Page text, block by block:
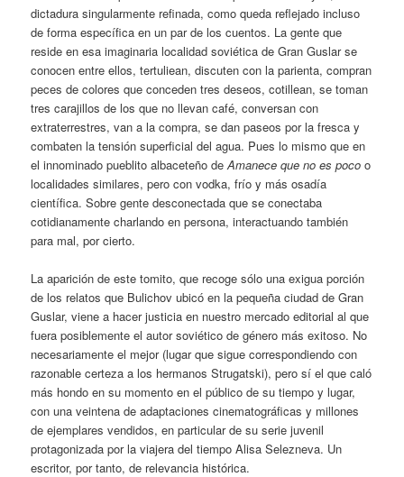
dictadura singularmente refinada, como queda reflejado incluso
de forma específica en un par de los cuentos. La gente que
reside en esa imaginaria localidad soviética de Gran Guslar se
conocen entre ellos, tertuliean, discuten con la parienta, compran
peces de colores que conceden tres deseos, cotillean, se toman
tres carajillos de los que no llevan café, conversan con
extraterrestres, van a la compra, se dan paseos por la fresca y
combaten la tensión superficial del agua. Pues lo mismo que en
el innominado pueblito albaceteño deAmanece que no es pocoo
localidades similares, pero con vodka, frío y más osadía
científica. Sobre gente desconectada que se conectaba
cotidianamente charlando en persona, interactuando también
para mal, por cierto.
La aparición de este tomito, que recoge sólo una exigua porción
de los relatos que Bulichov ubicó en la pequeña ciudad de Gran
Guslar, viene a hacer justicia en nuestro mercado editorial al que
fuera posiblemente el autor soviético de género más exitoso. No
necesariamente el mejor (lugar que sigue correspondiendo con
razonable certeza a los hermanos Strugatski), pero sí el que caló
más hondo en su momento en el público de su tiempo y lugar,
con una veintena de adaptaciones cinematográficas y millones
de ejemplares vendidos, en particular de su serie juvenil
protagonizada por la viajera del tiempo Alisa Selezneva. Un
escritor, por tanto, de relevancia histórica.